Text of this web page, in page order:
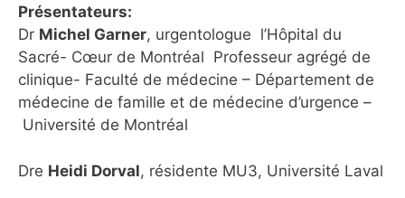
Présentateurs:
Dr Michel Garner, urgentologue l’Hôpital du
Sacré- Cœur de Montréal Professeur agrégé de
clinique- Faculté de médecine – Département de
médecine de famille et de médecine d’urgence –
Université de Montréal
Dre Heidi Dorval, résidente MU3, Université Laval